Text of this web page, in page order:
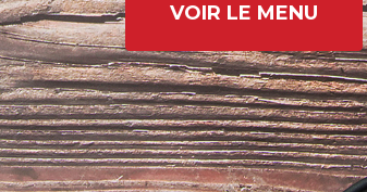
VOIR LE MENU